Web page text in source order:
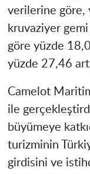
verilerine göre,
kruvaziyer gemi
göre yüzde
yüzde 27,46
Camelot
ile
büyümeye
turizminin
girdisini ve